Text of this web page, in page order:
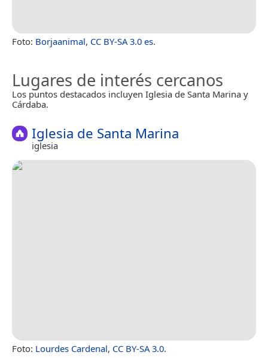
Foto: Borjaanimal, CC BY-SA 3.0 es.
Lugares de interés cercanos
Los puntos destacados incluyen Iglesia de Santa Marina y
Cárdaba.
Iglesia de Santa Marina
iglesia
Foto: Lourdes Cardenal, CC BY-SA 3.0.